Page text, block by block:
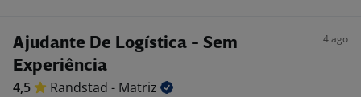
Ajudante De Logística - Sem
Experiência
4 ago
4,5 Randstad - Matriz